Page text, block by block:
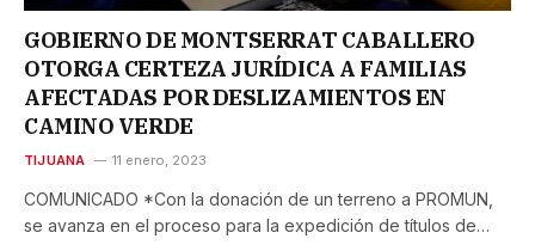
GOBIERNO DE MONTSERRAT CABALLERO
OTORGA CERTEZA JURÍDICA A FAMILIAS
AFECTADAS POR DESLIZAMIENTOS EN
CAMINO VERDE
TIJUANA 11 enero, 2023
COMUNICADO *Con la donación de un terreno a PROMUN,
se avanza en el proceso para la expedición de títulos de…